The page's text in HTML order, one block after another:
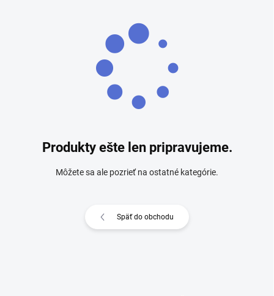
Produkty ešte len pripravujeme.
Môžete sa ale pozrieť na ostatné kategórie.
Späť do obchodu